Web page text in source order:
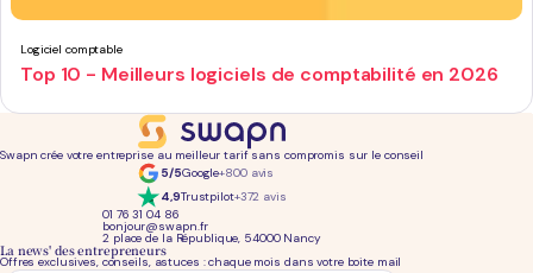
Logiciel comptable
Top 10 - Meilleurs logiciels de comptabilité en 2026
Swapn crée votre entreprise au meilleur tarif sans compromis sur le conseil
5/5Google+800 avis
4,9Trustpilot+372 avis
01 76 31 04 86
bonjour@swapn.fr
2 place de la République, 54000 Nancy
La news' des entrepreneurs
Offres exclusives, conseils, astuces : chaque mois dans votre boite mail